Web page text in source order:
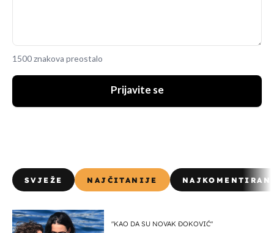
1500 znakova preostalo
Prijavite se
SVJEŽE NAJČITANIJE
"KAO DA SU NOVAK ĐOKOVIĆ"